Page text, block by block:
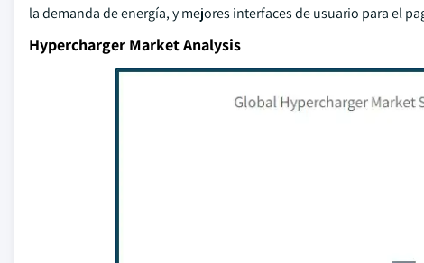
la demanda de energía, y mejores interfaces de usuario para el
Hypercharger Market Analysis